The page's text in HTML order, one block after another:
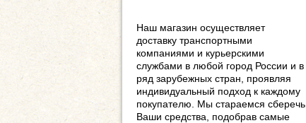
Наш магазин осуществляет
доставку транспортными
компаниями и курьерскими
службами в любой город России и в
ряд зарубежных стран, проявляя
индивидуальный подход к каждому
покупателю. Мы стараемся сберечь
Ваши средства, подобрав самые